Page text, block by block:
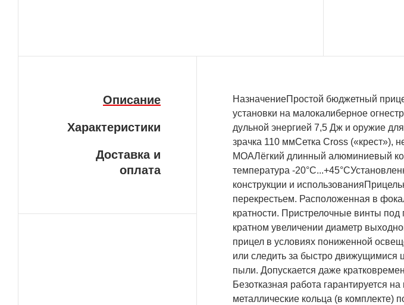
Описание
Характеристики
Доставка и
оплата
НазначениеПростой бюджетный
установки на малокалиберное
дульной энергией 7,5 Дж и оружие
зрачка 110 ммСетка Cross («крест»),
MOAЛёгкий длинный алюминиевый
температура -
конструкции и
перекрестьем. Расположенная в
кратности. Пристрелочные винты
кратном увеличении диаметр
прицел в условиях пониженной
или следить за быстро движущимися
пыли. Допускается даже
Безотказная работа гарантируется
металлические кольца (в комплекте)